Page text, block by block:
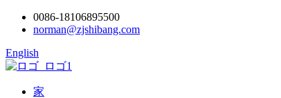
0086-18106895500
norman@zjshibang.com
English
家